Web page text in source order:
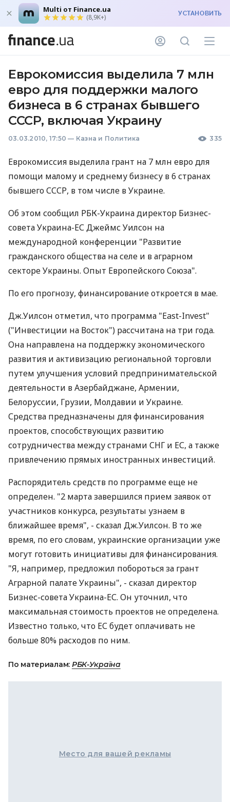
Multi от Finance.ua
(8,9K+) УСТАНОВИТЬ
Еврокомиссия выделила 7 млн
евро для поддержки малого
бизнеса в 6 странах бывшего
СССР, включая Украину
03.03.2010, 17:50 — Казна и Политика 335
Еврокомиссия выделила грант на 7 млн евро для
помощи малому и среднему бизнесу в 6 странах
бывшего СССР, в том числе в Украине.
Об этом сообщил РБК-Украина директор Бизнес-
совета Украина-ЕС Джеймс Уилсон на
международной конференции "Развитие
гражданского общества на селе и в аграрном
секторе Украины. Опыт Европейского Союза".
По его прогнозу, финансирование откроется в мае.
Дж.Уилсон отметил, что программа "East-Invest"
("Инвестиции на Восток") рассчитана на три года.
Она направлена на поддержку экономического
развития и активизацию региональной торговли
путем улучшения условий предпринимательской
деятельности в Азербайджане, Армении,
Белоруссии, Грузии, Молдавии и Украине.
Средства предназначены для финансирования
проектов, способствующих развитию
сотрудничества между странами СНГ и ЕС, а также
привлечению прямых иностранных инвестиций.
Распорядитель средств по программе еще не
определен. "2 марта завершился прием заявок от
участников конкурса, результаты узнаем в
ближайшее время", - сказал Дж.Уилсон. В то же
время, по его словам, украинские организации уже
могут готовить инициативы для финансирования.
"Я, например, предложил побороться за грант
Аграрной палате Украины", - сказал директор
Бизнес-совета Украина-ЕС. Он уточнил, что
максимальная стоимость проектов не определена.
Известно только, что ЕС будет оплачивать не
больше 80% расходов по ним.
По материалам: РБК-Україна
Место для вашей рекламы